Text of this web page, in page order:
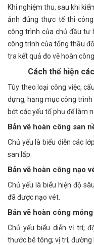
Khi nghiệm thu, sau khi
ảnh đúng thực tế thi
công trình của chủ đầu tư
công trình của tổng thầu
tra kết quả đo vẽ hoàn
Cách thể hiện
Tùy theo loại công việc,
dựng, hạng mục công
bớt các yếu tố phụ để làm
Bản vẽ hoàn công san
Chủ yếu là biểu diễn các
san lấp.
Bản vẽ hoàn công nạo
Chủ yếu là biểu hiện độ
đã được nạo vét.
Bản vẽ hoàn công móng
Chủ yếu biểu diễn vị trí;
thước bê tông; vị trí; đường